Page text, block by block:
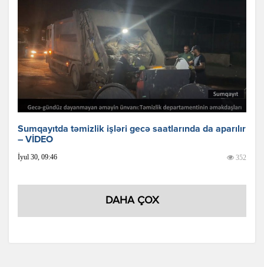
Sumqayıtda təmizlik işləri gecə saatlarında da aparılır
– VİDEO
İyul 30, 09:46 352
DAHA ÇOX